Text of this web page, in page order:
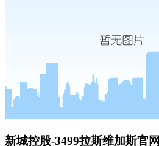
新城控股-3499拉斯维加斯官网